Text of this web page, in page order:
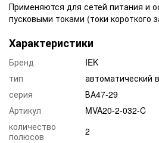
Применяются для сетей питания и
пусковыми токами (токи короткого
Характеристики
Бренд
IEK
тип
автоматический
серия
ВА47-29
Артикул
MVA20-2-032-C
количество
полюсов
2